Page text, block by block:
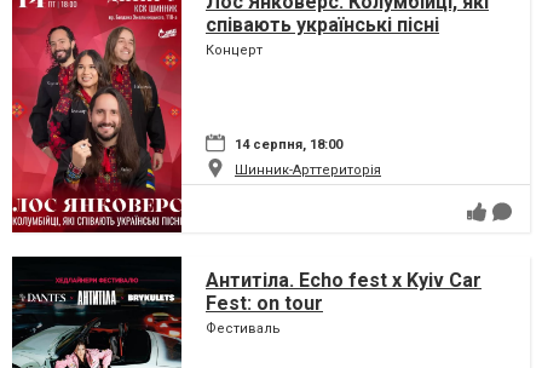
співають українські пісні
Концерт
14 серпня, 18:00
Шинник-Арттериторія
Антитіла. Echo fest х Kyiv Car
Fest: on tour
Фестиваль